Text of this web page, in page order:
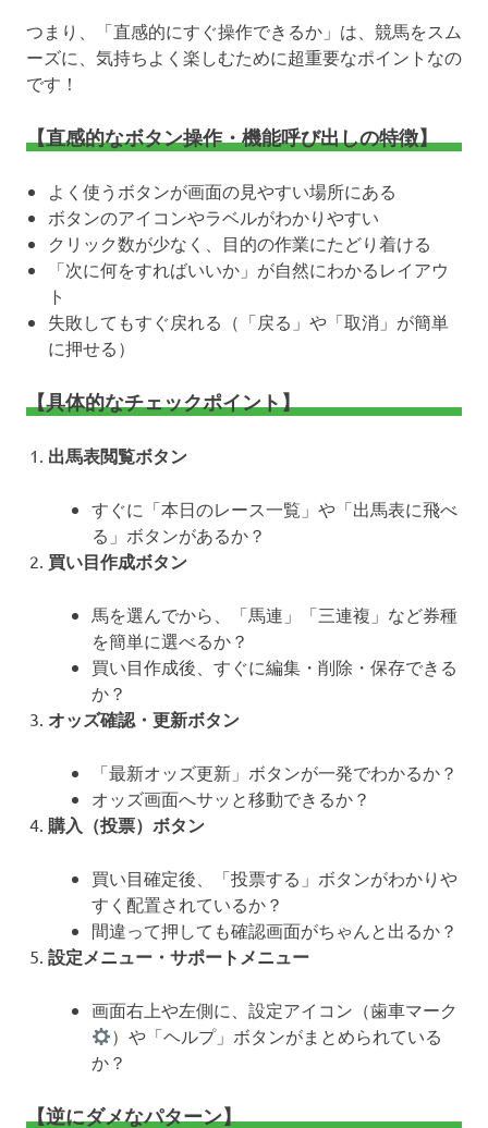
つまり、「直感的にすぐ操作できるか」は、競馬をスム
ーズに、気持ちよく楽しむために超重要なポイントなの
です！
【直感的なボタン操作・機能呼び出しの特徴】
よく使うボタンが画面の見やすい場所にある
ボタンのアイコンやラベルがわかりやすい
クリック数が少なく、目的の作業にたどり着ける
「次に何をすればいいか」が自然にわかるレイアウ
ト
失敗してもすぐ戻れる（「戻る」や「取消」が簡単
に押せる）
【具体的なチェックポイント】
出馬表閲覧ボタン
すぐに「本日のレース一覧」や「出馬表に飛べ
る」ボタンがあるか？
買い目作成ボタン
馬を選んでから、「馬連」「三連複」など券種
を簡単に選べるか？
買い目作成後、すぐに編集・削除・保存できる
か？
オッズ確認・更新ボタン
「最新オッズ更新」ボタンが一発でわかるか？
オッズ画面へサッと移動できるか？
購入（投票）ボタン
買い目確定後、「投票する」ボタンがわかりや
すく配置されているか？
間違って押しても確認画面がちゃんと出るか？
設定メニュー・サポートメニュー
画面右上や左側に、設定アイコン（歯車マーク
）や「ヘルプ」ボタンがまとめられている
か？
【逆にダメなパターン】